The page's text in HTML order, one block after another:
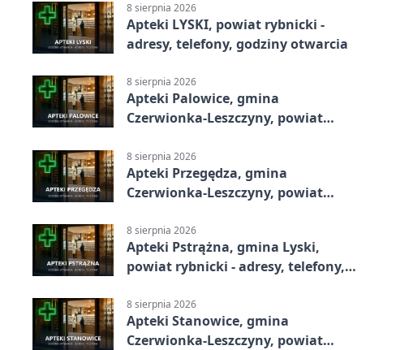
8 sierpnia 2026
Apteki LYSKI, powiat rybnicki -
adresy, telefony, godziny otwarcia
8 sierpnia 2026
Apteki Palowice, gmina
Czerwionka-Leszczyny, powiat
otwarcia
8 sierpnia 2026
Apteki Przegędza, gmina
Czerwionka-Leszczyny, powiat
otwarcia
8 sierpnia 2026
Apteki Pstrążna, gmina Lyski,
powiat rybnicki - adresy, telefony,
8 sierpnia 2026
Apteki Stanowice, gmina
Czerwionka-Leszczyny, powiat